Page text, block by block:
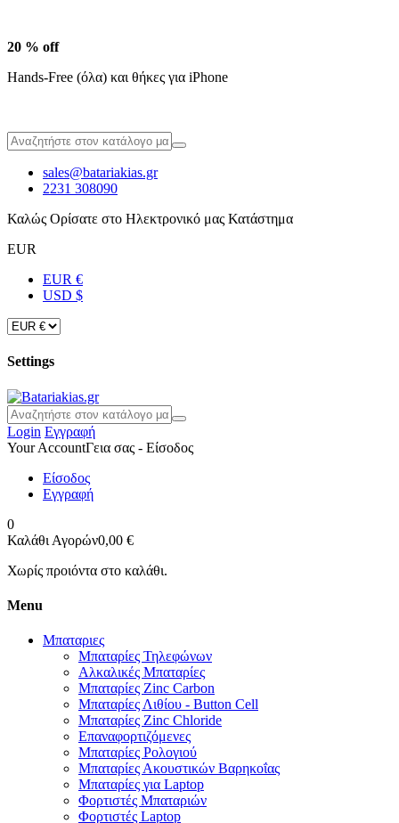
20 % off
Hands-Free (όλα) και θήκες για iPhone
sales@batariakias.gr
2231 308090
Καλώς Ορίσατε στο Ηλεκτρονικό μας Κατάστημα
EUR
EUR €
USD $
Settings
Login Εγγραφή
Your AccountΓεια σας - Είσοδος
Είσοδος
Εγγραφή
0
Καλάθι Αγορών0,00 €
Χωρίς προιόντα στο καλάθι.
Menu
Μπαταριες
Μπαταρίες Τηλεφώνων
Αλκαλικές Μπαταρίες
Μπαταρίες Zinc Carbon
Μπαταρίες Λιθίου - Button Cell
Μπαταρίες Zinc Chloride
Επαναφορτιζόμενες
Μπαταρίες Ρολογιού
Μπαταρίες Ακουστικών Βαρηκοΐας
Μπαταρίες για Laptop
Φορτιστές Μπαταριών
Φορτιστές Laptop